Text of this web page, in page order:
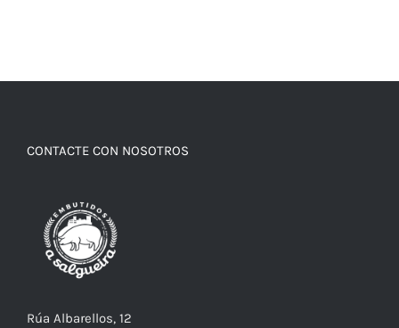
CONTACTE CON NOSOTROS
Rúa Albarellos, 12